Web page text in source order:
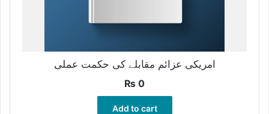
امریکی عزائم مقابلے کی حکمت عملی
₨ 0
Add to cart